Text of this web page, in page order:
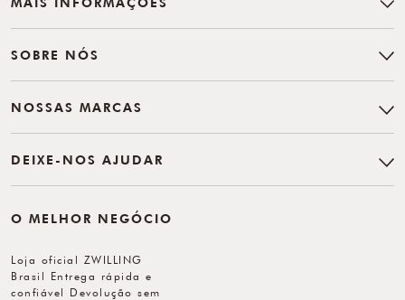
SOBRE NÓS
NOSSAS MARCAS
DEIXE-NOS AJUDAR
O MELHOR NEGÓCIO
Loja oficial ZWILLING
Brasil Entrega rápida e
confiável Devolução sem